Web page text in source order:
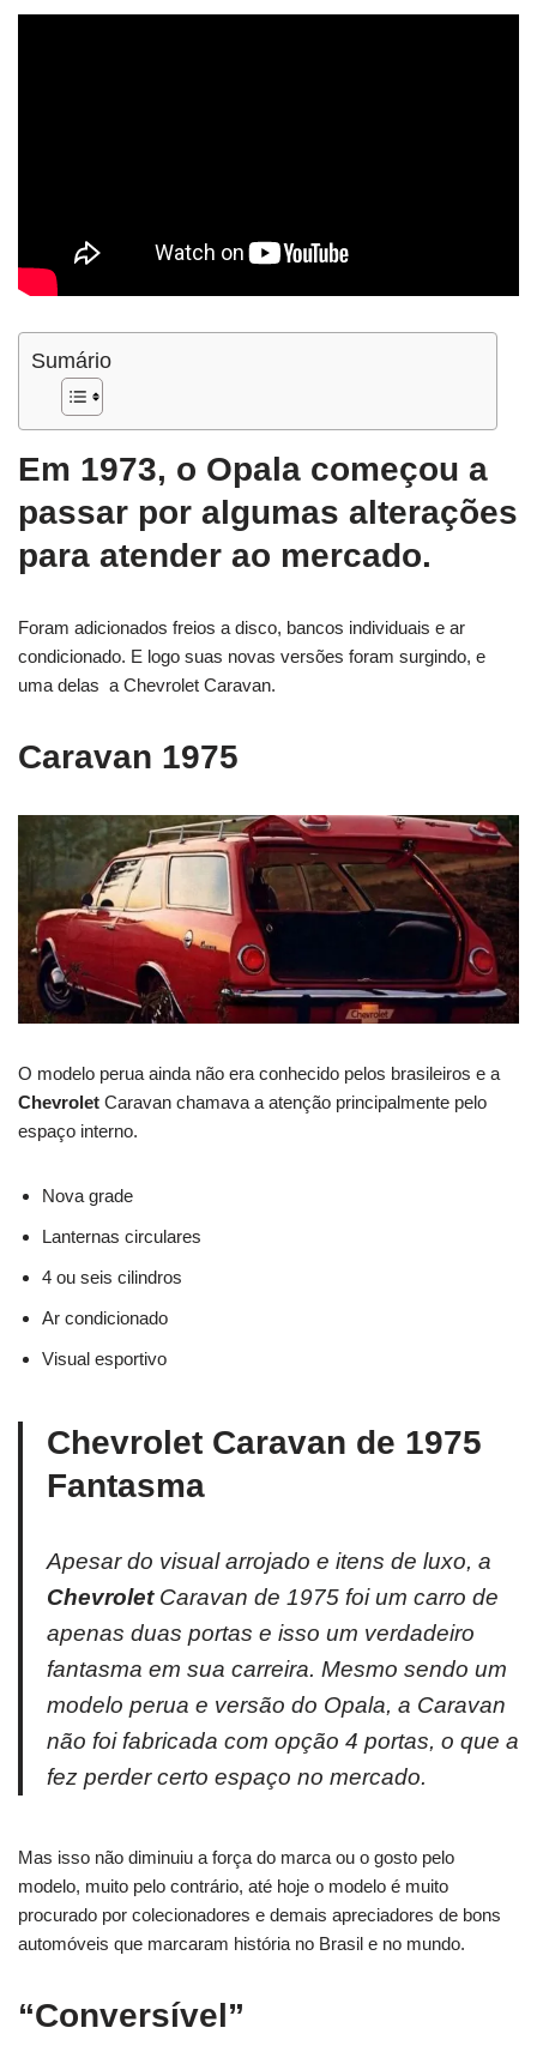
Sumário
Em 1973, o Opala começou a
passar por algumas alterações
para atender ao mercado.
Foram adicionados freios a disco, bancos individuais e ar
condicionado. E logo suas novas versões foram surgindo, e
uma delas a Chevrolet Caravan.
Caravan 1975
O modelo perua ainda não era conhecido pelos brasileiros e a
Chevrolet Caravan chamava a atenção principalmente pelo
espaço interno.
Nova grade
Lanternas circulares
4 ou seis cilindros
Ar condicionado
Visual esportivo
Chevrolet Caravan de 1975
Fantasma
Apesar do visual arrojado e itens de luxo, a
ChevroletCaravan de 1975 foi um carro de
apenas duas portas e isso um verdadeiro
fantasma em sua carreira. Mesmo sendo um
modelo perua e versão do Opala, a Caravan
não foi fabricada com opção 4 portas, o que a
fez perder certo espaço no mercado.
Mas isso não diminuiu a força do marca ou o gosto pelo
modelo, muito pelo contrário, até hoje o modelo é muito
procurado por colecionadores e demais apreciadores de bons
automóveis que marcaram história no Brasil e no mundo.
“Conversível”